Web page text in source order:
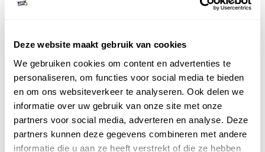
Deze website maakt gebruik van cookies
We gebruiken cookies om content en advertenties te
personaliseren, om functies voor social media te bieden
en om ons websiteverkeer te analyseren. Ook delen we
informatie over uw gebruik van onze site met onze
partners voor social media, adverteren en analyse. Deze
partners kunnen deze gegevens combineren met andere
informatie die u aan ze heeft verstrekt of die ze hebben
is mogelijk in het park of in één van de pittoreske
3. Magaro
Wat zijn demooiste plekken in Galicica ? Het letterlijke
en figuurlijke hoogtepunt is Magaro. Met zijn 2.240
meter is dit de hoogste berg van het park. Als je hier
boven staat ben je bijna in Albanië en geniet je van
een spectaculair uitzicht over het park, Lake Ohrid en
Lake Prespa.